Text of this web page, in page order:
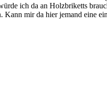
ich da an Holzbriketts
mir da hier jemand eine